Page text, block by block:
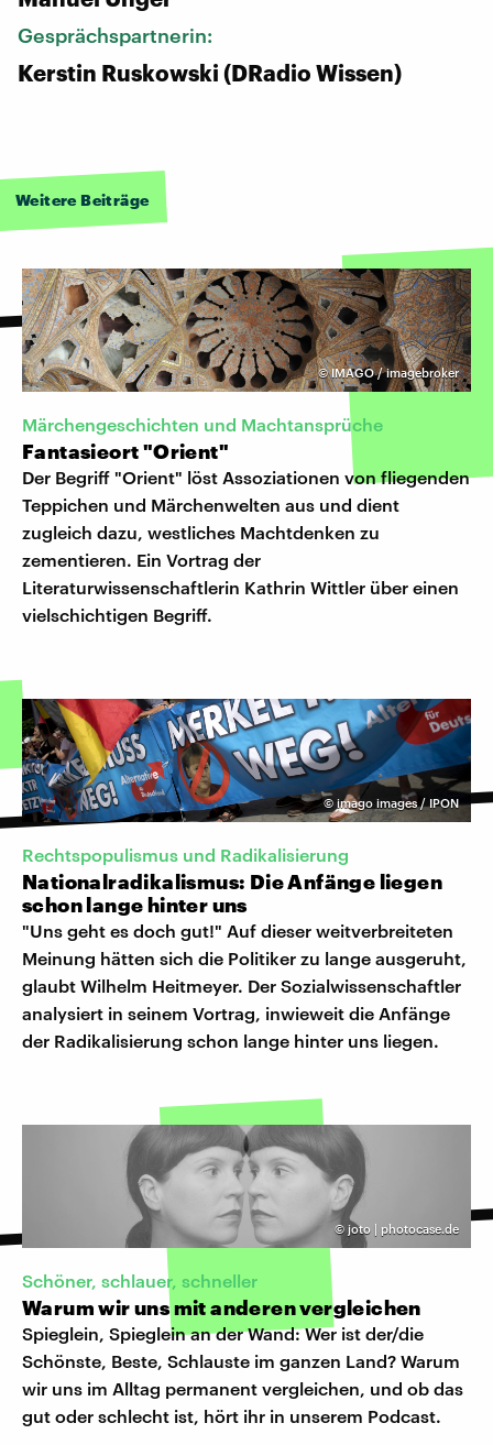
Gesprächspartnerin:
Kerstin Ruskowski (DRadio Wissen)
Weitere Beiträge
©IMAGO / imagebroker
Märchengeschichten und Machtansprüche
Fantasieort "Orient"
Der Begriff "Orient" löst Assoziationen von fliegenden
Teppichen und Märchenwelten aus und dient
zugleich dazu, westliches Machtdenken zu
zementieren. Ein Vortrag der
Literaturwissenschaftlerin Kathrin Wittler über einen
vielschichtigen Begriff.
© imago images / IPON
Rechtspopulismus und Radikalisierung
Nationalradikalismus: Die Anfänge liegen
schon lange hinter uns
"Uns geht es doch gut!" Auf dieser weitverbreiteten
Meinung hätten sich die Politiker zu lange ausgeruht,
glaubt Wilhelm Heitmeyer. Der Sozialwissenschaftler
analysiert in seinem Vortrag, inwieweit die Anfänge
der Radikalisierung schon lange hinter uns liegen.
© joto | photocase.de
Schöner, schlauer, schneller
Warum wir uns mit anderen vergleichen
Spieglein, Spieglein an der Wand: Wer ist der/die
Schönste, Beste, Schlauste im ganzen Land? Warum
wir uns im Alltag permanent vergleichen, und ob das
gut oder schlecht ist, hört ihr in unserem Podcast.